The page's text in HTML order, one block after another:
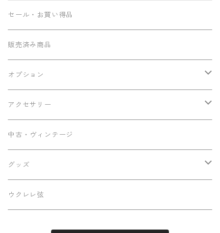
コンサート
テナー
その他
ミニテナー
Seilen
Sumi工房
Ancestor's
Frayns
KOU ukulele
早瀬ギター工房
Luna
セール・お買い得品
販売済み商品
オプション
エンドピン追加
アクセサリー
メンテナンス用品
ケース
パーツ
中古・ヴィンテージ
グッズ
ステッカー
ウクレレ弦